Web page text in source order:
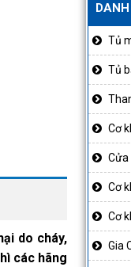
Tủ
Tủ
Cơ
Cửa
Cơ
Cơ
Gia
do cháy,
các hãng